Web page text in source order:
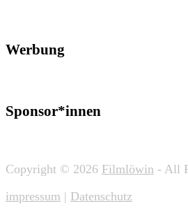
Werbung
Sponsor*innen
Copyright © 2026 Filmlöwin - All
impressum | Datenschutz